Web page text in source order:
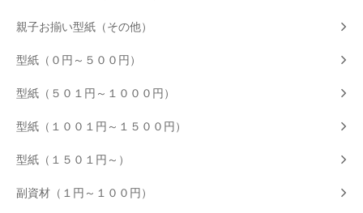
親子お揃い型紙（その他）
型紙（０円～５００円）
型紙（５０１円～１０００円）
型紙（１００１円～１５００円）
型紙（１５０１円～）
副資材（１円～１００円）